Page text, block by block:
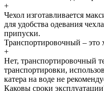
+
Чехол изготавливается
для удобства одевания
припуски.
Транспортировочный – это
+
Нет, транспортировочный
транспортировки,
катера на воде не
Каковы сроки